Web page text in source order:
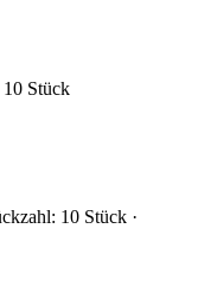
10 Stück
10 Stück ·